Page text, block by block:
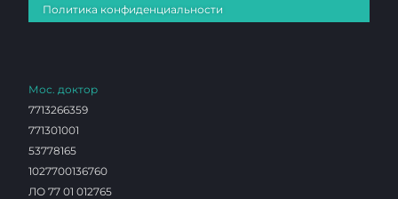
Политика конфиденциальности
Мос. доктор
7713266359
771301001
53778165
1027700136760
ЛО 77 01 012765